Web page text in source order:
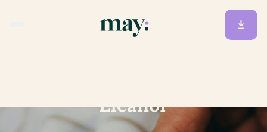
Eléanor